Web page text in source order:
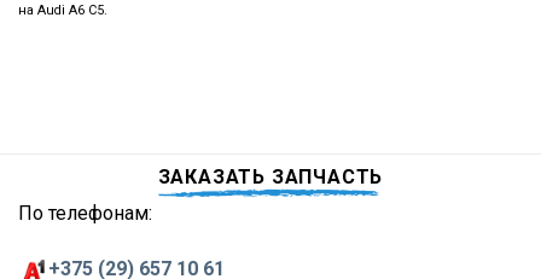
на Audi A6 C5.
ЗАКАЗАТЬ ЗАПЧАСТЬ
По телефонам:
+375 (29) 657 10 61